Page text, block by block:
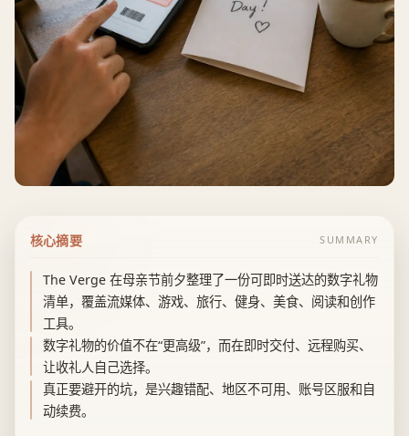
核心摘要 SUMMARY
The Verge 在母亲节前夕整理了一份可即时送达的数字礼物
清单，覆盖流媒体、游戏、旅行、健身、美食、阅读和创作
工具。
数字礼物的价值不在“更高级”，而在即时交付、远程购买、
让收礼人自己选择。
真正要避开的坑，是兴趣错配、地区不可用、账号区服和自
动续费。